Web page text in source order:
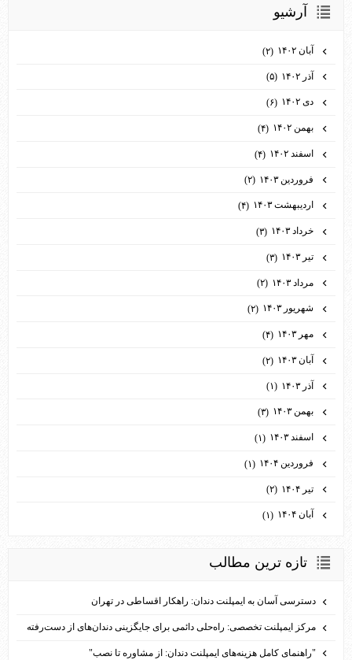
آرشيو
آبان ۱۴۰۲ (۲)
آذر ۱۴۰۲ (۵)
دی ۱۴۰۲ (۶)
بهمن ۱۴۰۲ (۴)
اسفند ۱۴۰۲ (۴)
فروردین ۱۴۰۳ (۲)
اردیبهشت ۱۴۰۳ (۴)
خرداد ۱۴۰۳ (۳)
تیر ۱۴۰۳ (۳)
مرداد ۱۴۰۳ (۲)
شهریور ۱۴۰۳ (۲)
مهر ۱۴۰۳ (۴)
آبان ۱۴۰۳ (۲)
آذر ۱۴۰۳ (۱)
بهمن ۱۴۰۳ (۳)
اسفند ۱۴۰۳ (۱)
فروردین ۱۴۰۴ (۱)
تیر ۱۴۰۴ (۲)
آبان ۱۴۰۴ (۱)
تازه ترين مطالب
دسترسی آسان به ایمپلنت دندان: راهکار اقساطی در تهران
مرکز ایمپلنت تخصصی: راه‌حلی دائمی برای جایگزینی دندان‌های از دست‌رفته
"راهنمای کامل هزینه‌های ایمپلنت دندان: از مشاوره تا نصب"